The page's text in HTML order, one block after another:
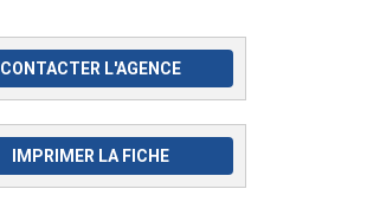
CONTACTER L'AGENCE
IMPRIMER LA FICHE